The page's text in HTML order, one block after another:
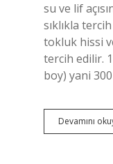
su ve lif
sıklıkla
tokluk hissi
tercih edilir.
boy) yani
Devamını